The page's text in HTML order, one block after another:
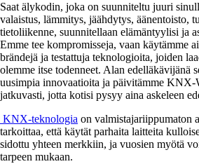
Saat älykodin, joka on suunniteltu juuri
valaistus, lämmitys, jäähdytys, äänentoisto,
tietoliikenne, suunnitellaan elämäntyylisi ja
Emme tee kompromisseja, vaan käytämme
brändejä ja testattuja teknologioita, joiden
olemme itse todenneet. Alan edelläkävijänä
uusimpia innovaatioita ja päivitämme
jatkuvasti, jotta kotisi pysyy aina askeleen
KNX-teknologia on valmistajariippumaton
tarkoittaa, että käytät parhaita laitteita
sidottu yhteen merkkiin, ja vuosien myötä
tarpeen mukaan.